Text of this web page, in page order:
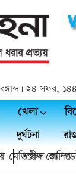
| ২৪ সফর,
খেলা
দুর্ঘটনা
প্রেসিডেন্ট
ক্যাম্প